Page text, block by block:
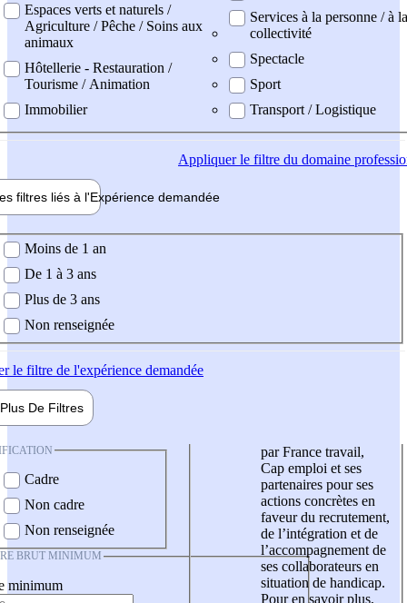
Espaces verts et naturels /
Agriculture / Pêche / Soins aux
animaux
Hôtellerie - Restauration /
Tourisme / Animation
Immobilier
Services à la personne / à la
collectivité
Spectacle
Sport
Transport / Logistique
Appliquerle filtre du domaine
filtres liés à l'Expérience demandée
demandée
Moins de 1 an
De 1 à 3 ans
Plus de 3 ans
Non renseignée
le filtre de l'expérience demandée
Plus De Filtres
Cadre
Non cadre
Non renseignée
BRUT MINIMUM
minimum
par France travail,
Cap emploi et ses
partenaires pour ses
actions concrètes en
faveur du recrutement,
de l’intégration et de
l’accompagnement de
ses collaborateurs en
situation de handicap.
Pour en savoir plus,